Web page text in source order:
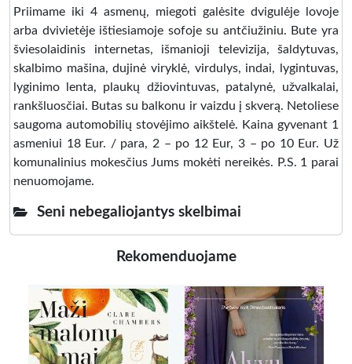
Priimame iki 4 asmenų, miegoti galėsite dvigulėje lovoje
arba dvivietėje ištiesiamoje sofoje su antčiužiniu. Bute yra
šviesolaidinis internetas, išmanioji televizija, šaldytuvas,
skalbimo mašina, dujinė viryklė, virdulys, indai, lygintuvas,
lyginimo lenta, plaukų džiovintuvas, patalynė, užvalkalai,
rankšluosčiai. Butas su balkonu ir vaizdu į skverą. Netoliese
saugoma automobilių stovėjimo aikštelė. Kaina gyvenant 1
asmeniui 18 Eur. / para, 2 – po 12 Eur, 3 – po 10 Eur. Už
komunalinius mokesčius Jums mokėti nereikės. P.S. 1 parai
nenuomojame.
Seni nebegaliojantys skelbimai
Rekomenduojame